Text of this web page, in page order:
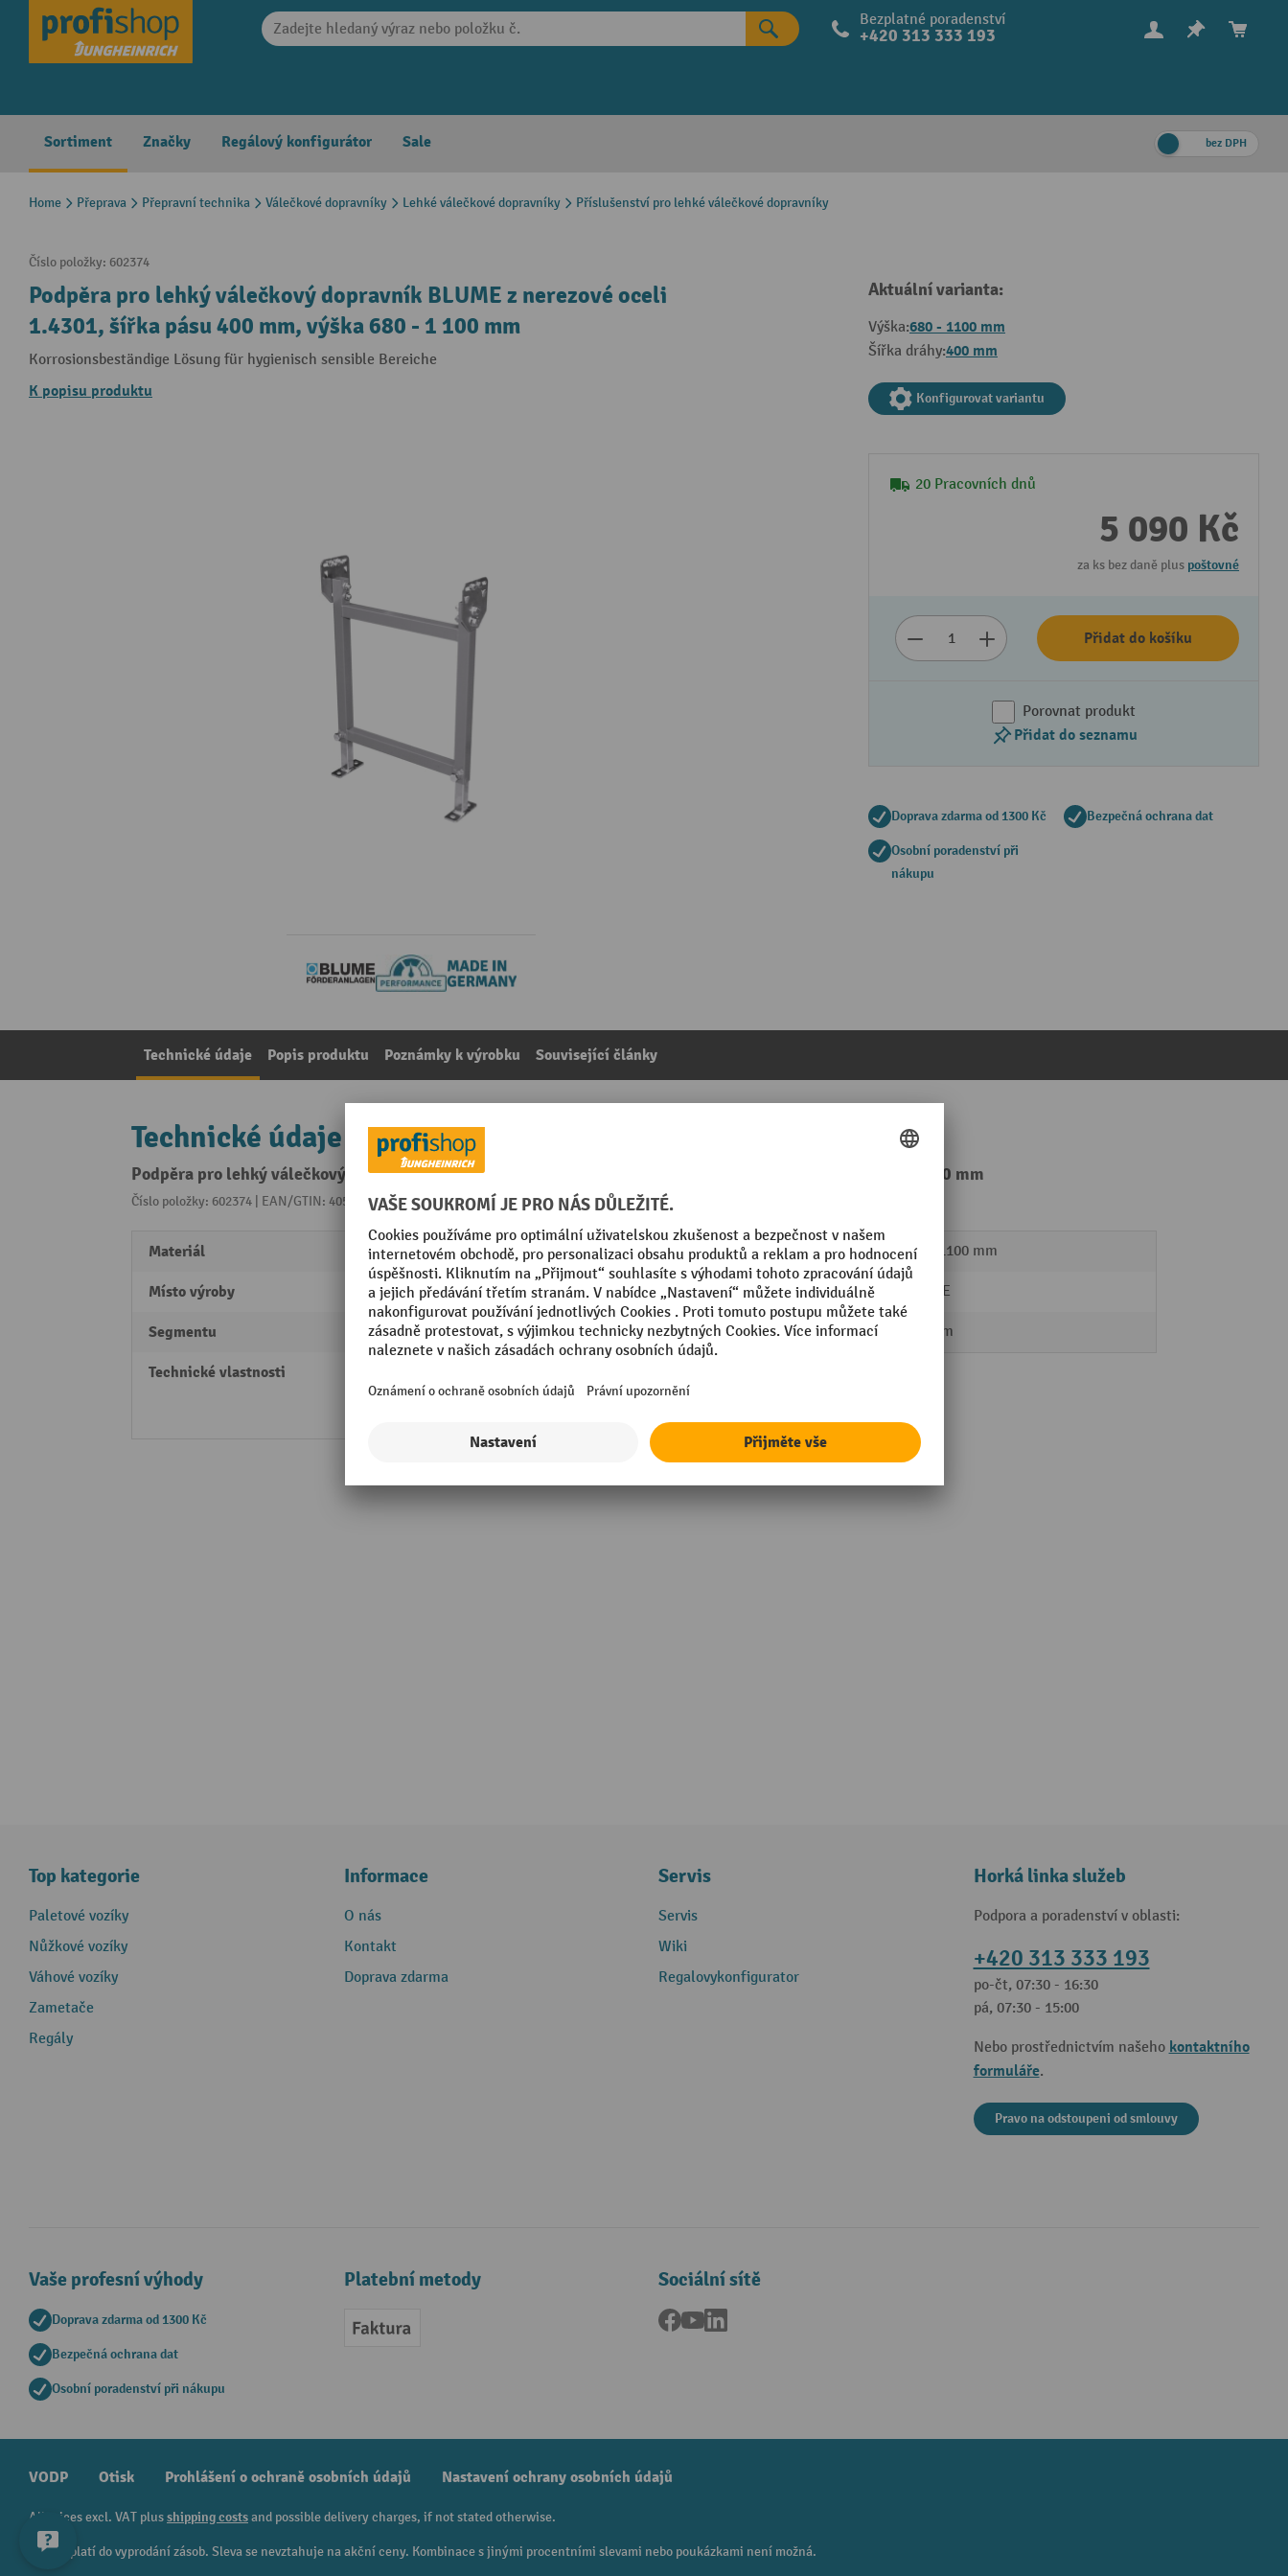
Skip to main navigation Bezplatné poradenství
+420 313 333 193
Sortiment Značky Regálový konfigurátor Sale bez DPH
Home Přeprava Přepravní technika Válečkové dopravníky Lehké válečkové dopravníky Příslušenství pro lehké válečkové dopravníky
Číslo položky: 602374
Podpěra pro lehký válečkový dopravník BLUME z nerezové oceli
1.4301, šířka pásu 400 mm, výška 680 - 1 100 mm
Korrosionsbeständige Lösung für hygienisch sensible Bereiche
K popisu produktu
Aktuální varianta:
Výška:680 - 1100 mm
Šířka dráhy:400 mm
Konfigurovat variantu
20 Pracovních dnů
5 090 Kč
za ks bez daně plus poštovné
Přidat do košíku
Porovnat produkt
Přidat do seznamu
Doprava zdarma od 1300 Kč Bezpečná ochrana dat
Osobní poradenství při
nákupu
Technické údaje Popis produktu Poznámky k výrobku Související články
Technické údaje
Podpěra pro lehký válečkový dopravník BLUME z nerezové oceli 1.4301, šířka pásu 400 mm, výška 680 - 1 100 mm
Číslo položky: 602374 | EAN/GTIN: 4055091334332Z kategorie:Příslušenství pro lehké válečkové dopravníky
Materiál ušlechtilá ocel
Místo výroby Made in Germany
Segmentu Performance
Technické vlastnosti
na výběru válečkový transportér a
Výška 680 - 1100 mm
Značka BLUME
Šířka dráhy 400 mm
Top kategorie
Paletové vozíky
Nůžkové vozíky
Váhové vozíky
Zametače
Regály
Informace
O nás
Kontakt
Doprava zdarma
Servis
Servis
Wiki
Regalovykonfigurator
Horká linka služeb
Podpora a poradenství v oblasti:
+420 313 333 193
po-čt, 07:30 - 16:30
pá, 07:30 - 15:00
Nebo prostřednictvím našeho kontaktního
formuláře.
Pravo na odstoupeni od smlouvy
Vaše profesní výhody
Doprava zdarma od 1300 Kč
Bezpečná ochrana dat
Osobní poradenství při nákupu
Platební metody
Faktura
Sociální sítě
Facebook
YouTube
VODP Otisk Prohlášení o ochraně osobních údajů Nastavení ochrany osobních údajů
All prices excl. VAT plusshipping costsand possible delivery charges, if not stated otherwise.
¹ Sleva platí do vyprodání zásob. Sleva se nevztahuje na akční ceny. Kombinace s jinými procentními slevami nebo poukázkami není možná.